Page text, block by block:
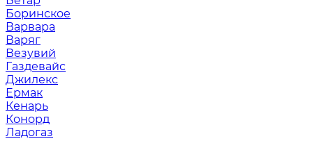
Боринское
Варвара
Варяг
Везувий
Газдевайс
Джилекс
Ермак
Кенарь
Конорд
Ладогаз